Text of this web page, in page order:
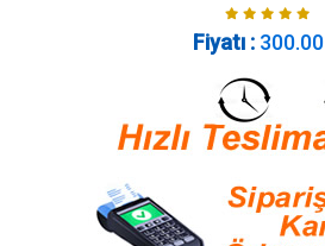
Fiyatı : 300.00